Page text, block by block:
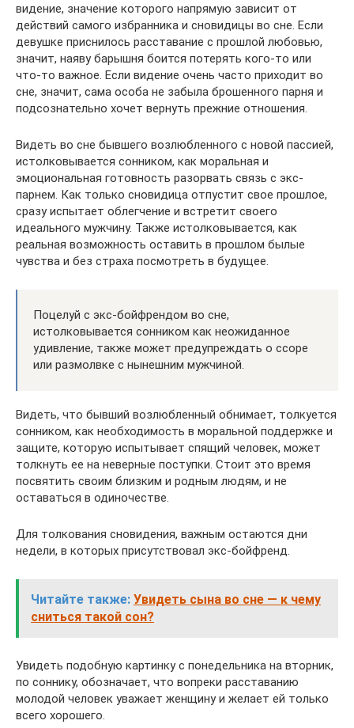
видение, значение которого напрямую зависит от
действий самого избранника и сновидицы во сне. Если
девушке приснилось расставание с прошлой любовью,
значит, наяву барышня боится потерять кого-то или
что-то важное. Если видение очень часто приходит во
сне, значит, сама особа не забыла брошенного парня и
подсознательно хочет вернуть прежние отношения.
Видеть во сне бывшего возлюбленного с новой пассией,
истолковывается сонником, как моральная и
эмоциональная готовность разорвать связь с экс-
парнем. Как только сновидица отпустит свое прошлое,
сразу испытает облегчение и встретит своего
идеального мужчину. Также истолковывается, как
реальная возможность оставить в прошлом былые
чувства и без страха посмотреть в будущее.
Поцелуй с экс-бойфрендом во сне,
истолковывается сонником как неожиданное
удивление, также может предупреждать о ссоре
или размолвке с нынешним мужчиной.
Видеть, что бывший возлюбленный обнимает, толкуется
сонником, как необходимость в моральной поддержке и
защите, которую испытывает спящий человек, может
толкнуть ее на неверные поступки. Стоит это время
посвятить своим близким и родным людям, и не
оставаться в одиночестве.
Для толкования сновидения, важным остаются дни
недели, в которых присутствовал экс-бойфренд.
Читайте также: Увидеть сына во сне — к чему
сниться такой сон?
Увидеть подобную картинку с понедельника на вторник,
по соннику, обозначает, что вопреки расставанию
молодой человек уважает женщину и желает ей только
всего хорошего.